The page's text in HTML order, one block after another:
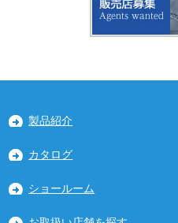
製品紹介
カタログ
ショールーム